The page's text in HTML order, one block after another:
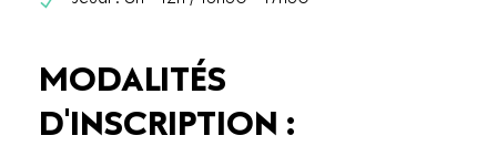
MODALITÉS
D'INSCRIPTION :